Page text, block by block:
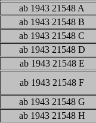
ab 1943 21548 A
ab 1943 21548 B
ab 1943 21548 C
ab 1943 21548 D
ab 1943 21548 E
ab 1943 21548 F
ab 1943 21548 G
ab 1943 21548 H